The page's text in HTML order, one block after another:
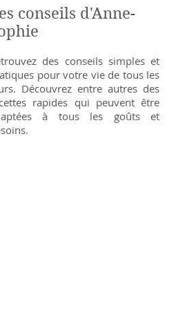
conseils d'Anne-
des conseils simples et
pour votre vie de tous les
Découvrez entre autres des
rapides qui peuvent être
à tous les goûts et